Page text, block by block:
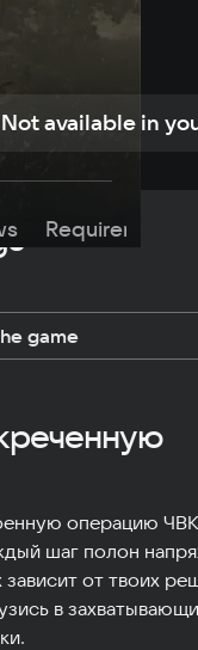
Not available in
Requirements
game
операцию
шаг полон
от твоих
в